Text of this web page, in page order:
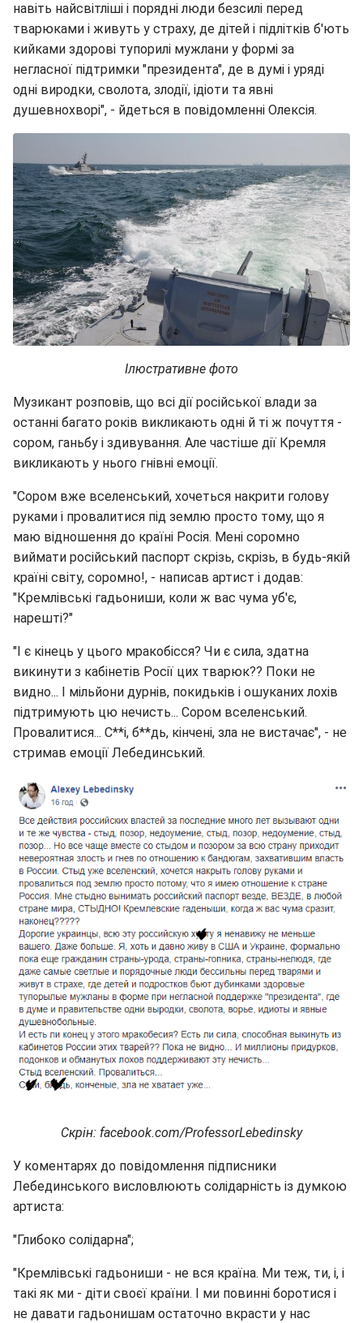
навіть найсвітліші і порядні люди безсилі перед
тварюками і живуть у страху, де дітей і підлітків б'ють
кийками здорові тупорилі мужлани у формі за
негласної підтримки "президента", де в думі і уряді
одні виродки, сволота, злодії, ідіоти та явні
душевнохворі", - йдеться в повідомленні Олексія.
Ілюстративне фото
Музикант розповів, що всі дії російської влади за
останні багато років викликають одні й ті ж почуття -
сором, ганьбу і здивування. Але частіше дії Кремля
викликають у нього гнівні емоції.
"Сором вже вселенський, хочеться накрити голову
руками і провалитися під землю просто тому, що я
маю відношення до країні Росія. Мені соромно
виймати російський паспорт скрізь, скрізь, в будь-якій
країні світу, соромно!, - написав артист і додав:
"Кремлівські гадьониши, коли ж вас чума уб'є,
нарешті?"
"І є кінець у цього мракобісся? Чи є сила, здатна
викинути з кабінетів Росії цих тварюк?? Поки не
видно... І мільйони дурнів, покидьків і ошуканих лохів
підтримують цю нечисть... Сором вселенський.
Провалитися... С**і, б**дь, кінчені, зла не вистачає", - не
стримав емоції Лебединський.
Скрін: facebook.com/ProfessorLebedinsky
У коментарях до повідомлення підписники
Лебединського висловлюють солідарність із думкою
артиста:
"Глибоко солідарна";
"Кремлівські гадьониши - не вся країна. Ми теж, ти, і, і
такі як ми - діти своєї країни. І ми повинні боротися і
не давати гадьонишам остаточно вкрасти у нас